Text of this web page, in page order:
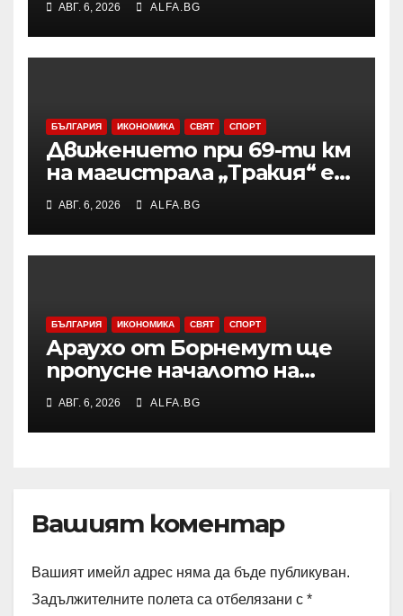
АВГ. 6, 2026 ALFA.BG
БЪЛГАРИЯ ИКОНОМИКА СВЯТ СПОРТ
Движението при 69-ти км
на магистрала „Тракия“ е
затворено заради
възникналия пожар в
района
АВГ. 6, 2026 ALFA.BG
БЪЛГАРИЯ ИКОНОМИКА СВЯТ СПОРТ
Араухо от Борнемут ще
пропусне началото на
сезона във Висшата лига
заради операция на лявото
бедро
АВГ. 6, 2026 ALFA.BG
Вашият коментар
Вашият имейл адрес няма да бъде публикуван.
Задължителните полета са отбелязани с *